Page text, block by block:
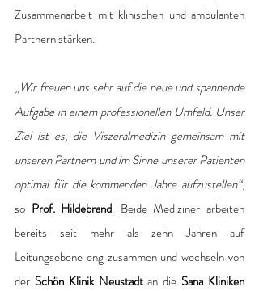
Zusammenarbeit mit klinischen und ambulanten
Partnern stärken.
„Wir freuen uns sehr auf die neue und spannende
Aufgabe in einem professionellen Umfeld. Unser
Ziel ist es, die Viszeralmedizin gemeinsam mit
unseren Partnern und im Sinne unserer Patienten
optimal für die kommenden Jahre aufzustellen“,
so Prof. Hildebrand. Beide Mediziner arbeiten
bereits seit mehr als zehn Jahren auf
Leitungsebene eng zusammen und wechseln von
der Schön Klinik Neustadt an die Sana Kliniken